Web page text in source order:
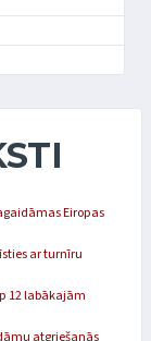
Eiropas
ar turnīru
12 labākajām